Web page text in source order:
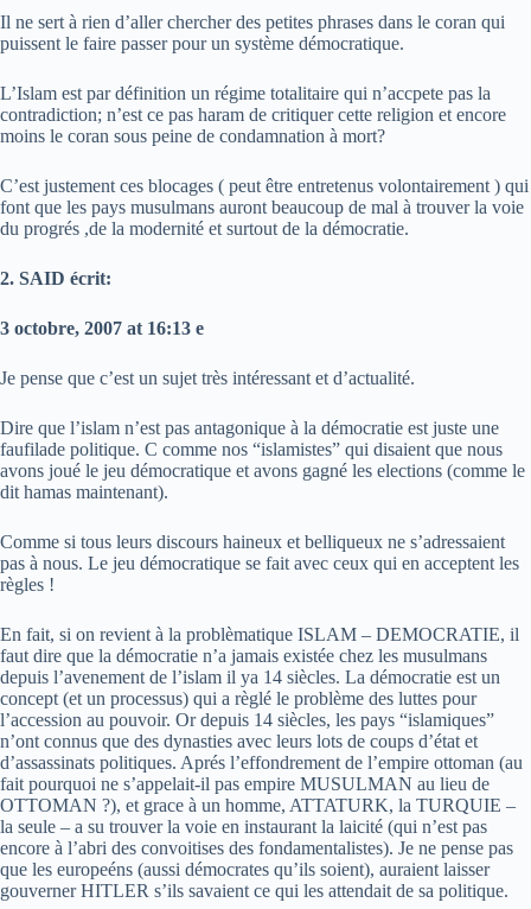
Il ne sert à rien d’aller chercher des petites phrases dans le coran qui
puissent le faire passer pour un système démocratique.
L’Islam est par définition un régime totalitaire qui n’accpete pas la
contradiction; n’est ce pas haram de critiquer cette religion et encore
moins le coran sous peine de condamnation à mort?
C’est justement ces blocages ( peut être entretenus volontairement ) qui
font que les pays musulmans auront beaucoup de mal à trouver la voie
du progrés ,de la modernité et surtout de la démocratie.
2. SAID écrit:
3 octobre, 2007 at 16:13 e
Je pense que c’est un sujet très intéressant et d’actualité.
Dire que l’islam n’est pas antagonique à la démocratie est juste une
faufilade politique. C comme nos “islamistes” qui disaient que nous
avons joué le jeu démocratique et avons gagné les elections (comme le
dit hamas maintenant).
Comme si tous leurs discours haineux et belliqueux ne s’adressaient
pas à nous. Le jeu démocratique se fait avec ceux qui en acceptent les
règles !
En fait, si on revient à la problèmatique ISLAM – DEMOCRATIE, il
faut dire que la démocratie n’a jamais existée chez les musulmans
depuis l’avenement de l’islam il ya 14 siècles. La démocratie est un
concept (et un processus) qui a règlé le problème des luttes pour
l’accession au pouvoir. Or depuis 14 siècles, les pays “islamiques”
n’ont connus que des dynasties avec leurs lots de coups d’état et
d’assassinats politiques. Aprés l’effondrement de l’empire ottoman (au
fait pourquoi ne s’appelait-il pas empire MUSULMAN au lieu de
OTTOMAN ?), et grace à un homme, ATTATURK, la TURQUIE –
la seule – a su trouver la voie en instaurant la laicité (qui n’est pas
encore à l’abri des convoitises des fondamentalistes). Je ne pense pas
que les europeéns (aussi démocrates qu’ils soient), auraient laisser
gouverner HITLER s’ils savaient ce qui les attendait de sa politique.